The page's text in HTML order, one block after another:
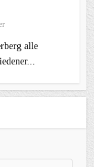
alle